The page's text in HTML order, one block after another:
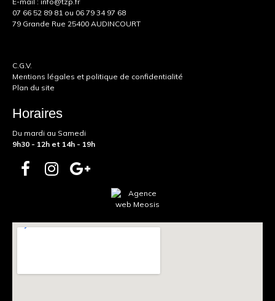
07 66 52 89 81 ou 06 79 34 97 68
79 Grande Rue 25400 AUDINCOURT
C.G.V.
Mentions légales et politique de confidentialité
Plan du site
Horaires
Du mardi au Samedi
9h30 - 12h et 14h - 19h